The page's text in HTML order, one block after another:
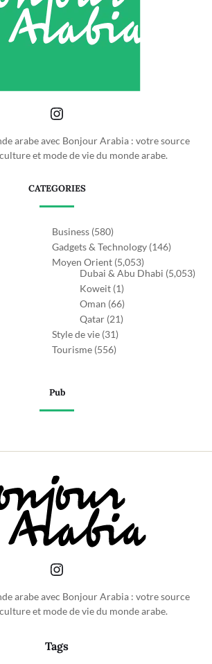
arabe avec Bonjour Arabia : votre source
et mode de vie du monde arabe.
CATEGORIES
Business (580)
Gadgets & Technology (146)
Moyen Orient (5,053)
Dubai & Abu Dhabi (5,053)
Koweit (1)
Oman (66)
Qatar (21)
Style de vie (31)
Tourisme (556)
Pub
arabe avec Bonjour Arabia : votre source
et mode de vie du monde arabe.
Tags